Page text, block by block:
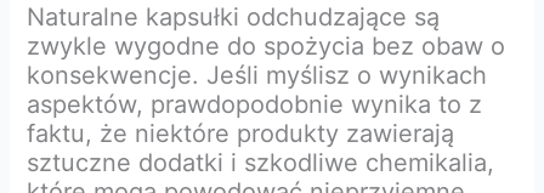
Naturalne kapsułki odchudzające są
zwykle wygodne do spożycia bez obaw o
konsekwencje. Jeśli myślisz o wynikach
aspektów, prawdopodobnie wynika to z
faktu, że niektóre produkty zawierają
sztuczne dodatki i szkodliwe chemikalia,